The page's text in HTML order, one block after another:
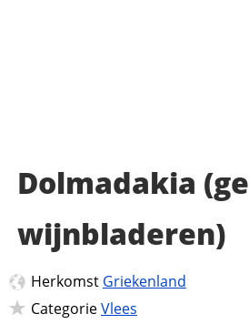
Dolmadakia
wijnbladeren)
Herkomst Griekenland
CategorieVlees